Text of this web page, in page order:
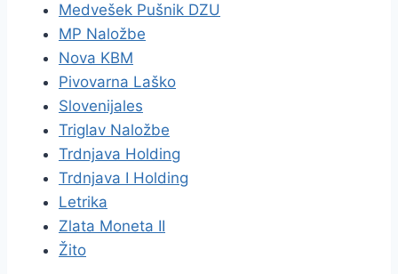
Medvešek Pušnik DZU
MP Naložbe
Nova KBM
Pivovarna Laško
Slovenijales
Triglav Naložbe
Trdnjava Holding
Trdnjava I Holding
Letrika
Zlata Moneta II
Žito